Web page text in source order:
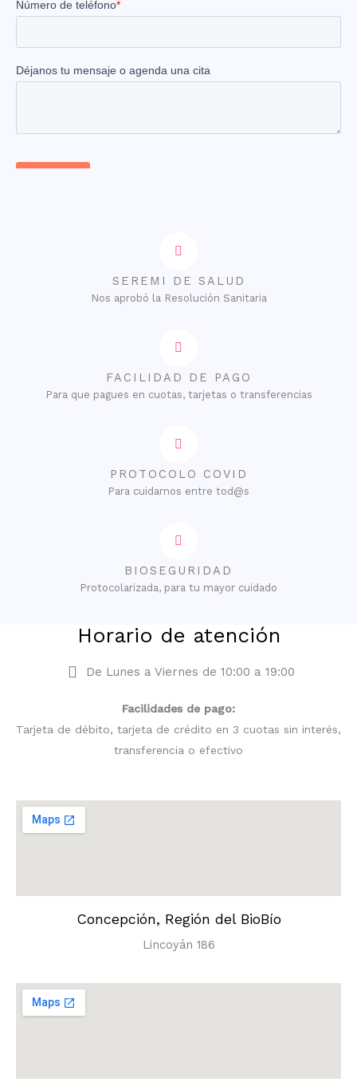
SEREMI DE SALUD
Nos aprobó la Resolución Sanitaria
FACILIDAD DE PAGO
Para que pagues en cuotas, tarjetas o transferencias
PROTOCOLO COVID
Para cuidarnos entre tod@s
BIOSEGURIDAD
Protocolarizada, para tu mayor cuidado
Horario de atención
De Lunes a Viernes de 10:00 a 19:00
Facilidades de pago:
Tarjeta de débito, tarjeta de crédito en 3 cuotas sin interés,
transferencia o efectivo
Concepción, Región del BioBío
Lincoyán 186